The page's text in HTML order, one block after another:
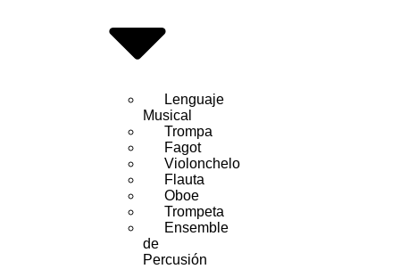
Lenguaje
Musical
Trompa
Fagot
Violonchelo
Flauta
Oboe
Trompeta
Ensemble
de
Percusión